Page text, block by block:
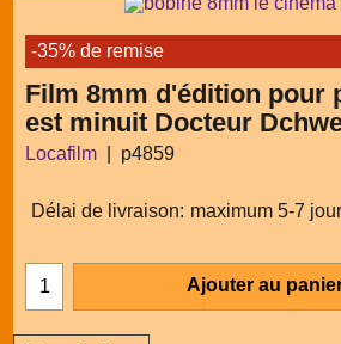
-35% de remise
Film 8mm d'édition pour
est minuit Docteur
Locafilm p4859
Délai de livraison: maximum 5-7
Ajouter au